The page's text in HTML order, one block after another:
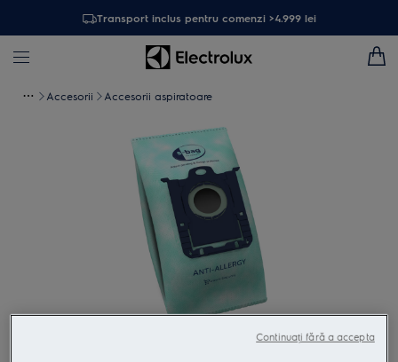
Transport inclus pentru comenzi >4.999 lei
Accesorii Accesorii aspiratoare
Continuați fără a accepta